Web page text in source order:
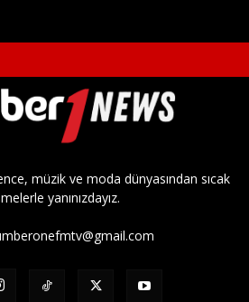
müzik ve moda dünyasından sıcak
yanınızdayız.